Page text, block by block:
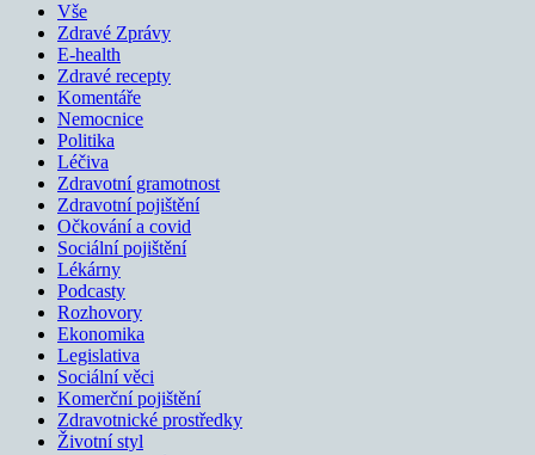
Vše
Zdravé Zprávy
E-health
Zdravé recepty
Komentáře
Nemocnice
Politika
Léčiva
Zdravotní gramotnost
Zdravotní pojištění
Očkování a covid
Sociální pojištění
Lékárny
Podcasty
Rozhovory
Ekonomika
Legislativa
Sociální věci
Komerční pojištění
Zdravotnické prostředky
Životní styl